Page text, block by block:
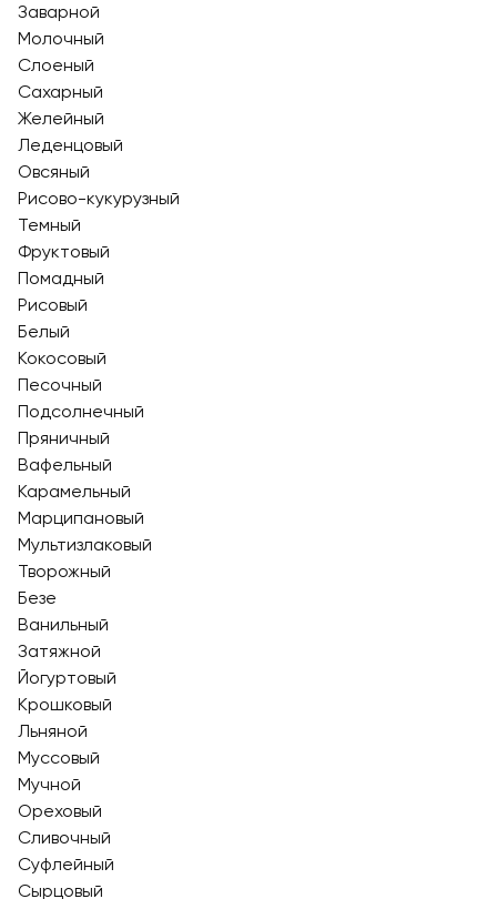
Заварной
Молочный
Слоеный
Сахарный
Желейный
Леденцовый
Овсяный
Рисово-кукурузный
Темный
Фруктовый
Помадный
Рисовый
Белый
Кокосовый
Песочный
Подсолнечный
Пряничный
Вафельный
Карамельный
Марципановый
Мультизлаковый
Творожный
Безе
Ванильный
Затяжной
Йогуртовый
Крошковый
Льняной
Муссовый
Мучной
Ореховый
Сливочный
Суфлейный
Сырцовый